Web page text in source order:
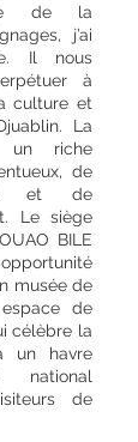
de la
j’ai
Il nous
à
culture et
La
un riche
de
et de
Le siège
BILE
musée de
de
célèbre la
un havre
de